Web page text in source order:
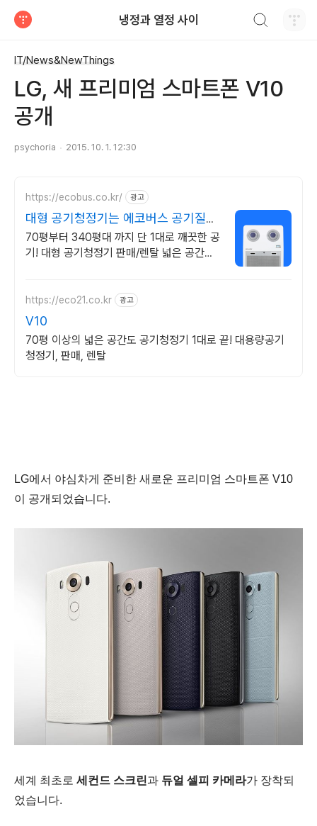
냉정과 열정 사이
IT/News&NewThings
LG, 새 프리미엄 스마트폰 V10
공개
psychoria 2015. 10. 1. 12:30
https://ecobus.co.kr/ 광고
대형 공기청정기는 에코버스 공기질이
달라집니다!
70평부터 340평대 까지 단 1대로 깨끗한 공
기! 대형 공기청정기 판매/렌탈 넓은 공간도
https://eco21.co.kr 광고
V10
70평 이상의 넓은 공간도 공기청정기 1대로 끝! 대용량공기
청정기, 판매, 렌탈
LG에서 야심차게 준비한 새로운 프리미엄 스마트폰 V10
이 공개되었습니다.
세계 최초로 세컨드 스크린과 듀얼 셀피 카메라가 장착되
었습니다.